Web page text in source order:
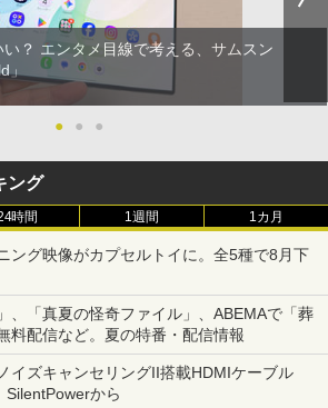
？ エンタメ目線で考える、サムスン
」
● ● ●
ング
時間 1週間 1カ月
ング映像がカプセルトイに。全5種で8月下
、「真夏の怪奇ファイル」、ABEMAで「葬
料配信など。夏の特番・配信情報
イズキャンセリングII搭載HDMIケーブル
SilentPowerから